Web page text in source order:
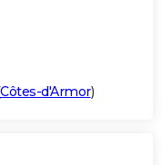
Côtes-d'Armor)